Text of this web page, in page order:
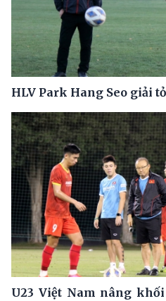
HLV Park Hang Seo giải
U23 Việt Nam nâng